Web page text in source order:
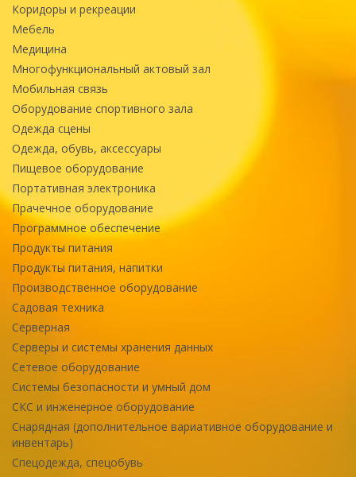
Коридоры и рекреации
Мебель
Медицина
Многофункциональный актовый зал
Мобильная связь
Оборудование спортивного зала
Одежда сцены
Одежда, обувь, аксессуары
Пищевое оборудование
Портативная электроника
Прачечное оборудование
Программное обеспечение
Продукты питания
Продукты питания, напитки
Производственное оборудование
Садовая техника
Серверная
Серверы и системы хранения данных
Сетевое оборудование
Системы безопасности и умный дом
СКС и инженерное оборудование
Снарядная (дополнительное вариативное оборудование и
инвентарь)
Спецодежда, спецобувь